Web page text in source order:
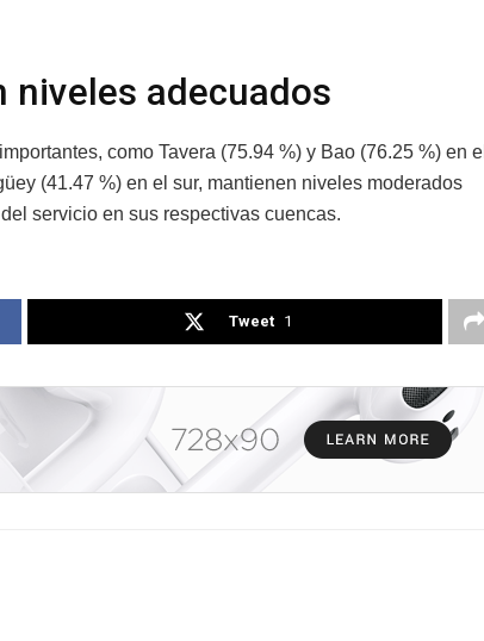
niveles adecuados
como Tavera (75.94 %) y Bao (76.25 %) en el
(41.47 %) en el sur, mantienen niveles moderados
servicio en sus respectivas cuencas.
Tweet 1